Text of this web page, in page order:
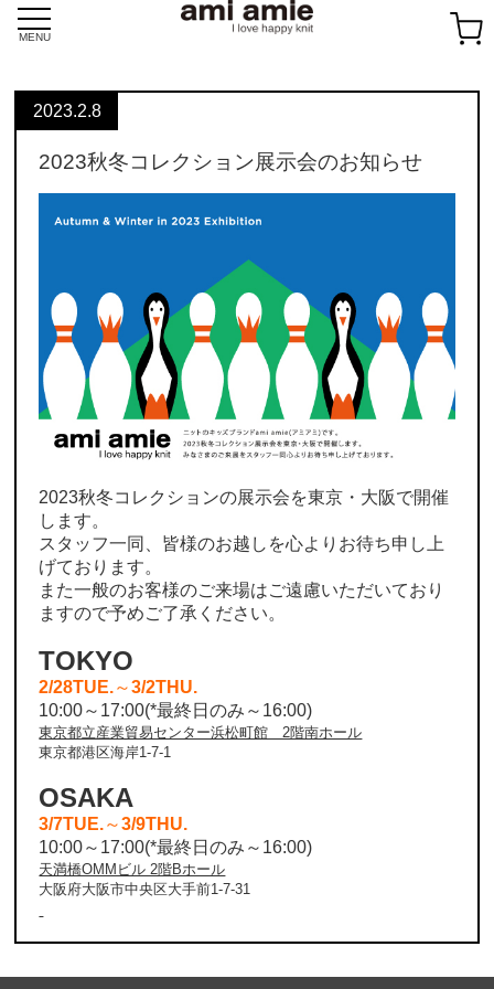
Skip
MENU
2023.2.8
2023秋冬コレクション展示会のお知らせ
2023秋冬コレクションの展示会を東京・大阪で開催
します。
スタッフ一同、皆様のお越しを心よりお待ち申し上
げております。
また一般のお客様のご来場はご遠慮いただいており
ますので予めご了承ください。
TOKYO
2/28TUE.～3/2THU.
10:00～17:00(*最終日のみ～16:00)
東京都立産業貿易センター浜松町館 2階南ホール
東京都港区海岸1-7-1
OSAKA
3/7TUE.～3/9THU.
10:00～17:00(*最終日のみ～16:00)
天満橋OMMビル 2階Bホール
大阪府大阪市中央区大手前1-7-31